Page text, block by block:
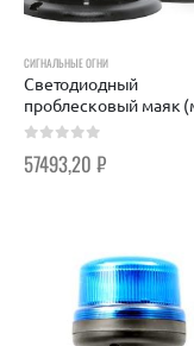
СИГНАЛЬНЫЕ ОГНИ
Светодиодный
проблесковый маяк
57493,20 ₽